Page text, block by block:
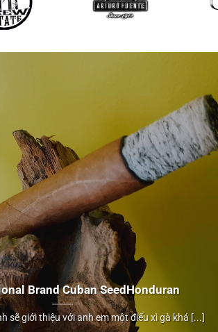
Brand Cuban Seed Honduran
sẽ giới thiệu với anh em một điếu xì gà khá [...]